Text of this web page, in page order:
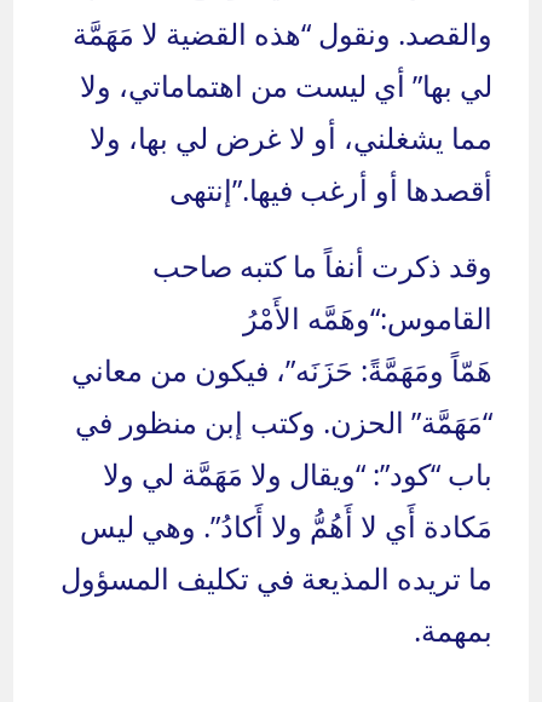
والقصد. ونقول “هذه القضية لا مَهَمَّة
لي بها” أي ليست من اهتماماتي، ولا
مما يشغلني، أو لا غرض لي بها، ولا
أقصدها أو أرغب فيها.”إنتهى
وقد ذكرت أنفاً ما كتبه صاحب
القاموس:“وهَمَّه الأَمْرُ
هَمّاً ومَهَمَّةً: حَزَنَه”، فيكون من معاني
“مَهَمَّة” الحزن. وكتب إبن منظور في
باب “كود”: “ويقال ولا مَهَمَّة لي ولا
مَكادة أَي لا أَهُمُّ ولا أَكادُ”. وهي ليس
ما تريده المذيعة في تكليف المسؤول
بمهمة.